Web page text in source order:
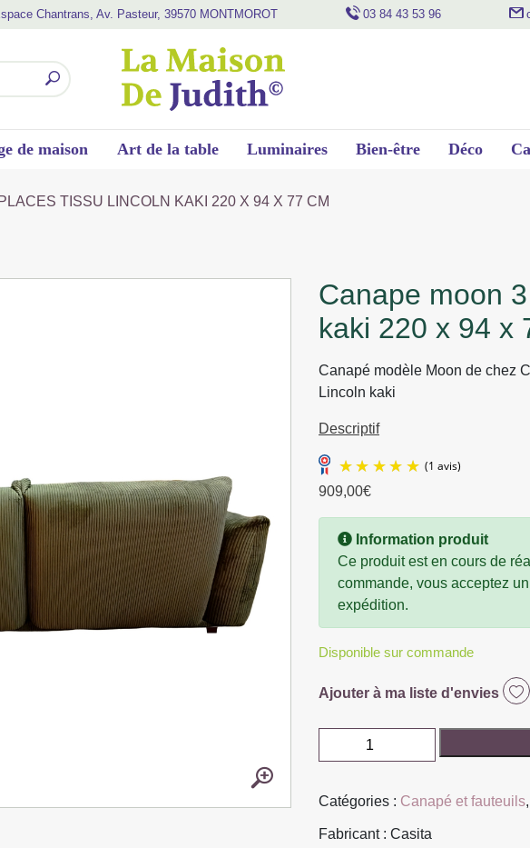
Chantrans, Av. Pasteur, 39570 MONTMOROT 03 84 43 53 96
de maison Art de la table Luminaires Bien-être Déco
TISSU LINCOLN KAKI 220 X 94 X 77 CM
canape moon 3 places tissu lincoln
kaki 220 x 94 x
Canapé modèle Moon de chez
Lincoln kaki
Descriptif
909,00€
Information produit
Ce produit est en cours de
commande, vous acceptez
expédition.
Disponible sur commande
Ajouter à ma liste d'envies
quantité
de
MOON
3
Catégories : Canapé et fauteuils,
Fabricant : Casita